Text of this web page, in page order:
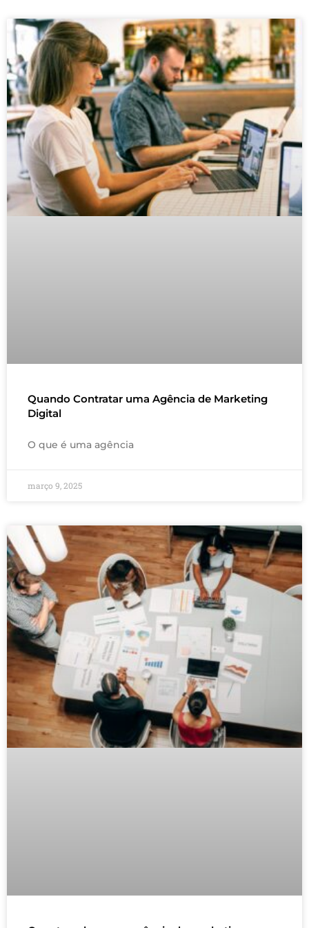
Quando Contratar uma Agência de Marketing
Digital
O que é uma agência
março 9, 2025